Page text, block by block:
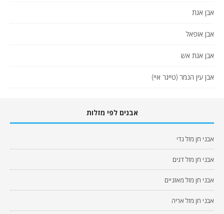
אבן אגת
אבן אופאל
אבן אגת אש
אבן עין הנמר (טייגר איי)
אבנים לפי מזלות
אבני חן מזל גדי
אבני חן מזל דגים
אבני חן מזל מאזניים
אבני חן מזל אריה